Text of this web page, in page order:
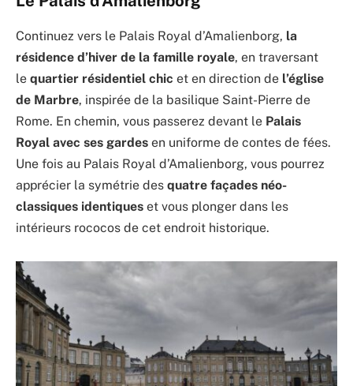
Continuez vers le Palais Royal d’Amalienborg, la
résidence d’hiver de la famille royale, en traversant
le quartier résidentiel chic et en direction de l’église
de Marbre, inspirée de la basilique Saint-Pierre de
Rome. En chemin, vous passerez devant le Palais
Royal avec ses gardes en uniforme de contes de fées.
Une fois au Palais Royal d’Amalienborg, vous pourrez
apprécier la symétrie des quatre façades néo-
classiques identiques et vous plonger dans les
intérieurs rococos de cet endroit historique.